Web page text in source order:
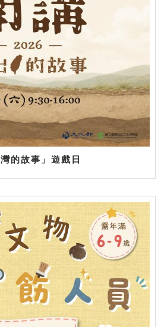
的故事」遊戲日